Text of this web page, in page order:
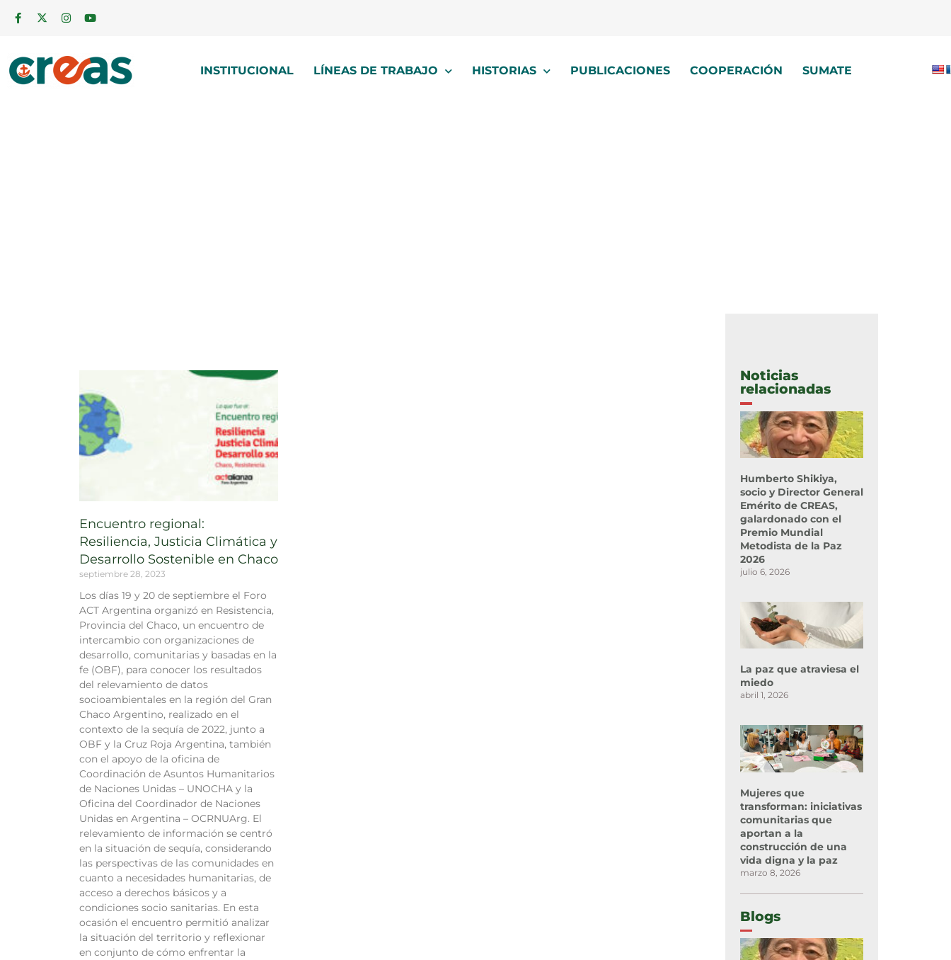
INSTITUCIONAL LÍNEAS DE TRABAJO HISTORIAS PUBLICACIONES COOPERACIÓN SUMATE
Encuentro regional:
Resiliencia, Justicia Climática y
Desarrollo Sostenible en Chaco
septiembre 28, 2023
Los días 19 y 20 de septiembre el Foro
ACT Argentina organizó en Resistencia,
Provincia del Chaco, un encuentro de
intercambio con organizaciones de
desarrollo, comunitarias y basadas en la
fe (OBF), para conocer los resultados
del relevamiento de datos
socioambientales en la región del Gran
Chaco Argentino, realizado en el
contexto de la sequía de 2022, junto a
OBF y la Cruz Roja Argentina, también
con el apoyo de la oficina de
Coordinación de Asuntos Humanitarios
de Naciones Unidas – UNOCHA y la
Oficina del Coordinador de Naciones
Unidas en Argentina – OCRNUArg. El
relevamiento de información se centró
en la situación de sequía, considerando
las perspectivas de las comunidades en
cuanto a necesidades humanitarias, de
acceso a derechos básicos y a
condiciones socio sanitarias. En esta
ocasión el encuentro permitió analizar
la situación del territorio y reflexionar
en conjunto de cómo enfrentar la
Noticias
relacionadas
Humberto Shikiya,
socio y Director General
Emérito de CREAS,
galardonado con el
Premio Mundial
Metodista de la Paz
2026
julio 6, 2026
La paz que atraviesa el
miedo
abril 1, 2026
Mujeres que
transforman: iniciativas
comunitarias que
aportan a la
construcción de una
vida digna y la paz
marzo 8, 2026
Blogs